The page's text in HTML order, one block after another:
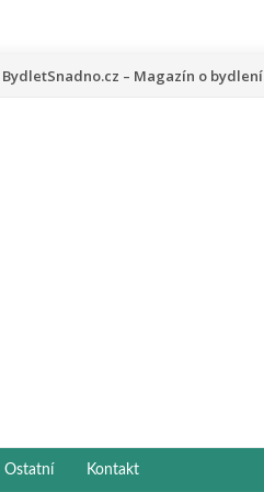
Přeskočit
BydletSnadno.cz – Magazín o bydlení
Ostatní Kontakt